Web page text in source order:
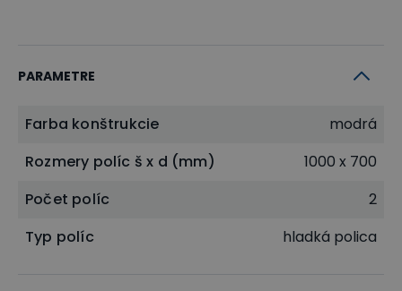
PARAMETRE
Farba konštrukcie
modrá
Rozmery políc š x d (mm)
1000 x 700
Počet políc
2
Typ políc
hladká polica